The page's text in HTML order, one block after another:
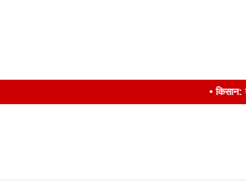
• किसान: देश की रीढ़